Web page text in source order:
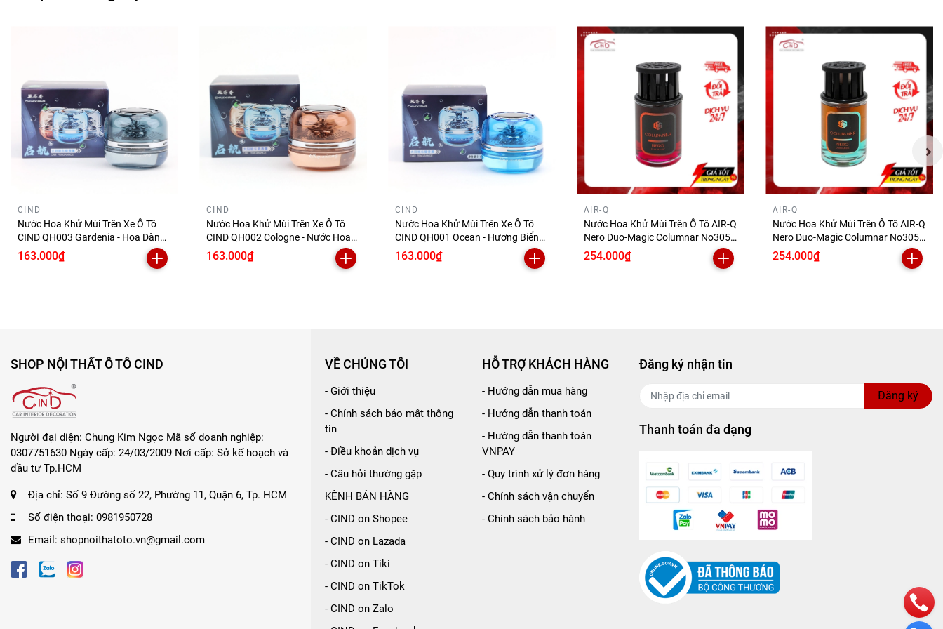
Nước hoa ô tô dạng xịt L&D ELITE CLASS số 3 Inspiration For Her
là kết tinh quá trình nghiên cứu của những
chuyên gia nước hoa hàng đầu của Tây Ban Nha giúp nhanh chóng khử sạch mùi hôi trong xe, giữ cho không khí trong
xe luôn sạch sẽ và thoáng mát. Thiết kế gọn nhẹ và tiện lợi dễ dàng mang đi, không tốn diện tích xe. Với thành phần hoàn
toàn lành tính, sản phẩm đảm bảo không gây nên bất cứ tác dụng phụ cũng như ảnh hưởng gì đến sức khỏe của bạn khi
CIND
Nước Hoa Khử Mùi Trên Xe Ô Tô
CIND QH003 Gardenia - Hoa Dành
Dành 55ml Năng Lượng Mặt Trời
Khử Mùi Hiệu Quả Phù Hợp Cho
163.000₫
CIND
Nước Hoa Khử Mùi Trên Xe Ô Tô
CIND QH002 Cologne - Nước Hoa
Nam 55ml Năng Lượng Mặt Trời
Khử Mùi Hiệu Quả Phù Hợp Cho
163.000₫
CIND
Nước Hoa Khử Mùi Trên Xe Ô Tô
CIND QH001 Ocean - Hương Biển
55ml Năng Lượng Mặt Trời Khử
Mùi Hiệu Quả Phù Hợp Cho Nhiều
163.000₫
AIR-Q
Nước Hoa Khử Mùi Trên Ô Tô AIR-Q
Nero Duo-Magic Columnar No305-
4 Red Cedar 160ml
254.000₫
AIR-Q
Nước Hoa Khử Mùi Trên Ô Tô AIR-Q
Nero Duo-Magic Columnar No305-
3 Musk 160ml
254.000₫
SHOP NỘI THẤT Ô TÔ CIND
Người đại diện: Chung Kim Ngọc Mã số doanh nghiệp:
0307751630 Ngày cấp: 24/03/2009 Nơi cấp: Sở kế hoạch và
đầu tư Tp.HCM
Địa chỉ: Số 9 Đường số 22, Phường 11, Quận 6, Tp. HCM
Số điện thoại: 0981950728
Email: shopnoithatoto.vn@gmail.com
VỀ CHÚNG TÔI
- Giới thiệu
- Chính sách bảo mật thông
tin
- Điều khoản dịch vụ
- Câu hỏi thường gặp
KÊNH BÁN HÀNG
- CIND on Shopee
- CIND on Lazada
- CIND on Tiki
- CIND on TikTok
- CIND on Zalo
HỖ TRỢ KHÁCH HÀNG
- Hướng dẫn mua hàng
- Hướng dẫn thanh toán
- Hướng dẫn thanh toán
VNPAY
- Quy trình xử lý đơn hàng
- Chính sách vận chuyển
- Chính sách bảo hành
Đăng ký nhận tin
Đăng ký
Thanh toán đa dạng